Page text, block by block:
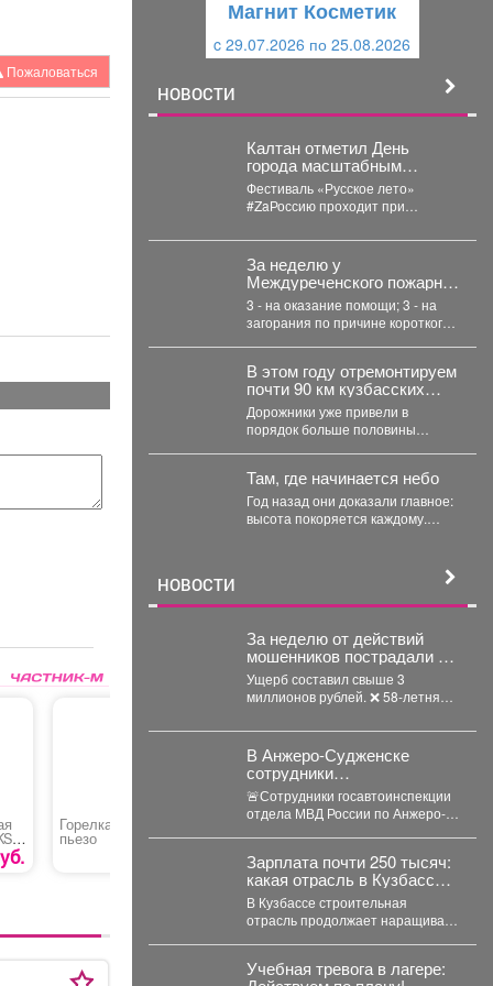
Пожаловаться
Горелка-насадка
пьезо
Ножницы-кусторез с
телескопической
штангой «DENZEL
G801E» 4990 руб.
Магнит Косметик
c 29.07.2026 по 25.08.2026
НОВОСТИ
Калтан отметил День
города масштабным
фестивалем
Фестиваль «Русское лето»
#ZaРоссию проходит при
фонда культурных инициатив.
Мероприятие посетили около 6...
За неделю у
Междуреченского пожарно-
спасательного отряда
было 8 выездов
3 - на оказание помощи; 3 - на
загорания по причине короткого
В этом году отремонтируем
почти 90 км кузбасских
дорог по нацпроекту
«Инфраструктура для
жизни», который
инициировал наш
Президент Владимир
Владимирович Путин.
Дорожники уже привели в
порядок больше половины
работу...
Там, где начинается небо
Год назад они доказали главное:
высота покоряется каждому.
НОВОСТИ
За неделю от действий
мошенников пострадали 5
горожан в возрасте от 24 до
58 лет.
Ущерб составил свыше 3
миллионов рублей. ❌ 58-летняя
1,6 млн рублей,...
В Анжеро-Судженске
сотрудники
госавтоинспекции оказали
доврачебную помощь
мужчине, пострадавшему
от укуса гадюки
🚨Сотрудники госавтоинспекции
отдела МВД России по Анжеро-
лейтенант...
Зарплата почти 250 тысяч:
какая отрасль в Кузбассе
выросла на 42% в доходе
В Кузбассе строительная
отрасль продолжает наращивать
месяцев...
Учебная тревога в лагере: